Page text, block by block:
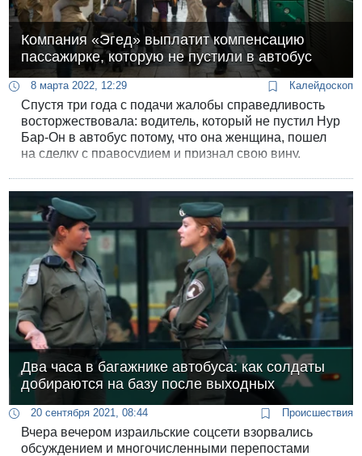
Компания «Эгед» выплатит компенсацию
пассажирке, которую не пустили в автобус
8 марта 2022, 12:29 Калейдоскоп
Спустя три года с подачи жалобы справедливость
восторжествовала: водитель, который не пустил Нур
Бар-Он в автобус потому, что она женщина, пошел
на сделку с правосудием и признал свою вину.
компании «Эгед».
Два часа в багажнике автобуса: как солдаты
добираются на базу после выходных
20 сентября 2021, 08:44 Происшествия
Вчера вечером израильские соцсети взорвались
обсуждением и многочисленными перепостами